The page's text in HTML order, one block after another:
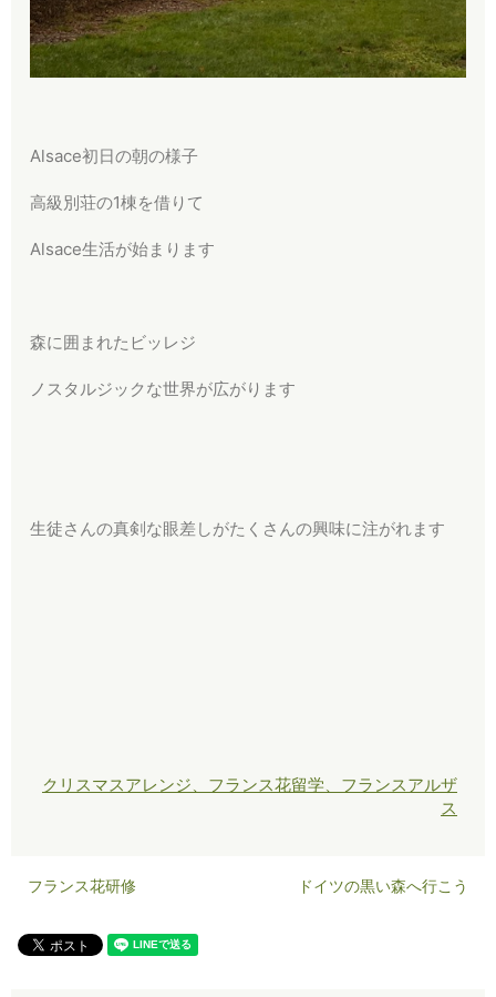
Alsace初日の朝の様子
高級別荘の1棟を借りて
Alsace生活が始まります
森に囲まれたビッレジ
ノスタルジックな世界が広がります
生徒さんの真剣な眼差しがたくさんの興味に注がれます
クリスマスアレンジ、フランス花留学、フランスアルザ
ス
フランス花研修 ドイツの黒い森へ行こう